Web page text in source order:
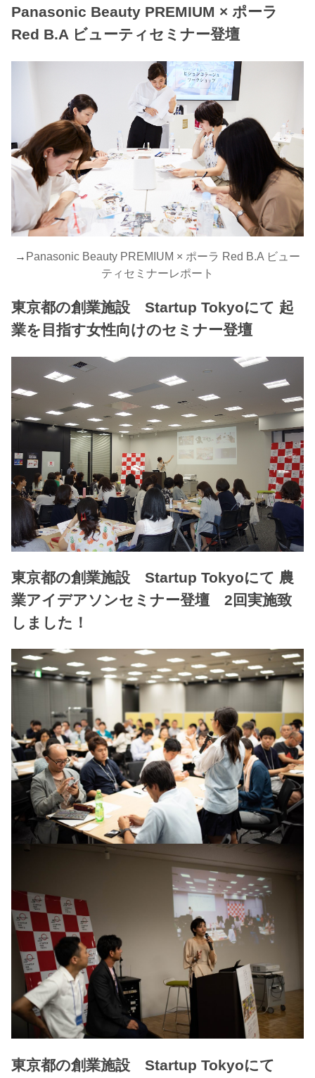
Panasonic Beauty PREMIUM × ポーラ
Red B.A ビューティセミナー登壇
→ Panasonic Beauty PREMIUM × ポーラ Red B.A ビュー
ティセミナーレポート
東京都の創業施設 Startup Tokyoにて 起
業を目指す女性向けのセミナー登壇
東京都の創業施設 Startup Tokyoにて 農
業アイデアソンセミナー登壇 2回実施致
しました！
東京都の創業施設 Startup Tokyoにて